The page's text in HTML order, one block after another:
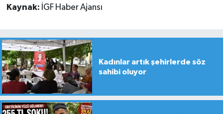
Kaynak: İGF Haber Ajansı
Kadınlar artık şehirlerde söz
sahibi oluyor